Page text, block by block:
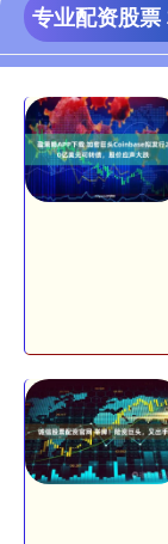
专业配资股